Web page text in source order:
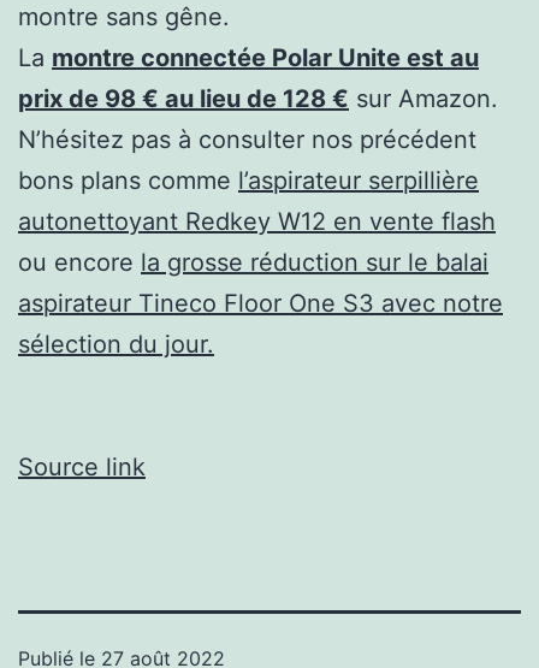
montre sans gêne.
La montre connectée Polar Unite est au
prix de 98 € au lieu de 128 € sur Amazon.
N’hésitez pas à consulter nos précédent
bons plans comme l’aspirateur serpillière
autonettoyant Redkey W12 en vente flash
ou encore la grosse réduction sur le balai
aspirateur Tineco Floor One S3 avec notre
sélection du jour.
Source link
Publié le 27 août 2022